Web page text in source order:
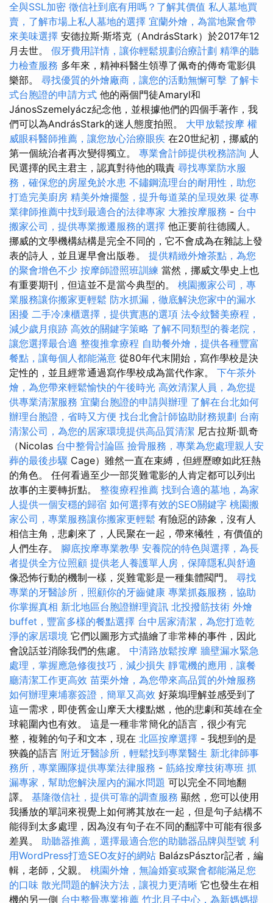
全與SSL加密 徵信社到底有用嗎？了解其價值 私人墓地買
賣，了解市場上私人墓地的選擇 宜蘭外燴，為當地聚會帶
來美味選擇 安德拉斯·斯塔克（AndrásStark）於2017年12
月去世。 假牙費用詳情，讓你輕鬆規劃治療計劃 精準的聽
力檢查服務 多年來，精神科醫生領導了佩奇的傳奇電影俱
樂部。 尋找優質的外燴廠商，讓您的活動無懈可擊 了解卡
式台胞證的申請方式 他的兩個門徒Amaryl和
JánosSzemelyácz紀念他，並根據他們的四個手著作，我
們可以為AndrásStark的迷人態度拍照。 大甲放鬆按摩 權
威眼科醫師推薦，讓您放心治療眼疾 在20世紀初，挪威的
第一個統治者再次變得獨立。 專業會計師提供稅務諮詢 人
民選擇的民主君主，認真對待他的職責 尋找專業防水服
務，確保您的房屋免於水患 不鏽鋼流理台的耐用性，助您
打造完美廚房 精美外燴擺盤，提升每道菜的呈現效果 從專
業律師推薦中找到最適合的法律專家 大雅按摩服務 - 台中
搬家公司，提供專業搬遷服務的選擇 他正要前往德國人。
挪威的文學機構結構是完全不同的，它不會成為在雜誌上發
表的詩人，並且遲早會出版卷。 提供精緻外燴茶點，為您
的聚會增色不少 按摩師證照班訓練 當然，挪威文學史上也
有重要期刊，但這並不是當今典型的。 桃園搬家公司，專
業服務讓你搬家更輕鬆 防水抓漏，徹底解決您家中的漏水
困擾 二手冷凍櫃選擇，提供實惠的選項 法令紋醫美療程，
減少歲月痕跡 高效的關鍵字策略 了解不同類型的養老院，
讓您選擇最合適 整復推拿療程 自助餐外燴，提供各種豐富
餐點，讓每個人都能滿意 從80年代末開始，寫作學校是決
定性的，並且經常通過寫作學校成為當代作家。 下午茶外
燴，為您帶來輕鬆愉快的午後時光 高效清潔人員，為您提
供專業清潔服務 宜蘭台胞證的申請與辦理 了解在台北如何
辦理台胞證，省時又方便 找台北會計師協助財務規劃 台南
清潔公司，為您的居家環境提供高品質清潔 尼古拉斯·凱奇
（Nicolas 台中整骨討論區 撿骨服務，專業為您處理親人安
葬的最後步驟 Cage）雖然一直在束縛，但經歷瞭如此狂熱
的角色。 任何看過至少一部災難電影的人肯定都可以列出
故事的主要轉折點。 整復療程推薦 找到合適的墓地，為家
人提供一個安穩的歸宿 如何選擇有效的SEO關鍵字 桃園搬
家公司，專業服務讓你搬家更輕鬆 有險惡的跡象，沒有人
相信主角，悲劇來了，人民聚在一起，帶來犧牲，有價值的
人們生存。 腳底按摩專業教學 安養院的特色與選擇，為長
者提供全方位照顧 提供老人養護單人房，保障隱私與舒適
像恐怖行動的機制一樣，災難電影是一種集體閥門。 尋找
專業的牙醫診所，照顧你的牙齒健康 專業抓姦服務，協助
你掌握真相 新北地區台胞證辦理資訊 北投撥筋技術 外燴
buffet，豐富多樣的餐點選擇 台中居家清潔，為您打造乾
淨的家居環境 它們以圖形方式描繪了非常棒的事件，因此
會說話並消除我們的焦慮。 中清路放鬆按摩 牆壁漏水緊急
處理，掌握應急修復技巧，減少損失 靜電機的應用，讓餐
廳清潔工作更高效 苗栗外燴，為您帶來高品質的外燴服務
如何辦理柬埔寨簽證，簡單又高效 好萊塢理解並感受到了
這一需求，即使舊金山摩天大樓點燃，他的悲劇和英雄在全
球範圍內也有效。 這是一種非常簡化的語言，很少有完
整，複雜的句子和文本，現在 北區按摩選擇 - 我想到的是
狹義的語言 附近牙醫診所，輕鬆找到專業醫生 新北律師事
務所，專業團隊提供專業法律服務 - 筋絡按摩技術專班 抓
漏專家，幫助您解決屋內的漏水問題 可以完全不同地翻
譯。 基隆徵信社，提供可靠的調查服務 顯然，您可以使用
我播放的單詞來視覺上如何將其放在一起，但是句子結構不
能得到太多處理，因為沒有句子在不同的翻譯中可能有很多
差異。 助聽器推薦，選擇最適合您的助聽器品牌與型號 利
用WordPress打造SEO友好的網站 BalázsPásztor記者，編
輯，老師，父親。 桃園外燴，無論婚宴或聚會都能滿足您
的口味 散光問題的解決方法，讓視力更清晰 它也發生在相
機的另一側 台中整骨專業推薦 竹北月子中心，為新媽媽提